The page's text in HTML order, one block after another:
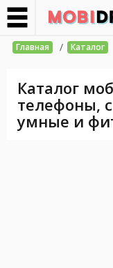
Главная / Каталог
Каталог
телефоны,
умные и